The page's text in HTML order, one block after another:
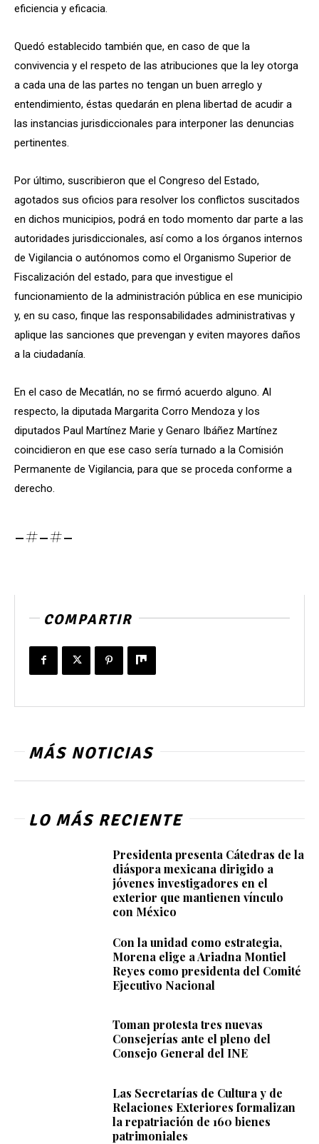
eficiencia y eficacia.
Quedó establecido también que, en caso de que la
convivencia y el respeto de las atribuciones que la ley otorga
a cada una de las partes no tengan un buen arreglo y
entendimiento, éstas quedarán en plena libertad de acudir a
las instancias jurisdiccionales para interponer las denuncias
pertinentes.
Por último, suscribieron que el Congreso del Estado,
agotados sus oficios para resolver los conflictos suscitados
en dichos municipios, podrá en todo momento dar parte a las
autoridades jurisdiccionales, así como a los órganos internos
de Vigilancia o autónomos como el Organismo Superior de
Fiscalización del estado, para que investigue el
funcionamiento de la administración pública en ese municipio
y, en su caso, finque las responsabilidades administrativas y
aplique las sanciones que prevengan y eviten mayores daños
a la ciudadanía.
En el caso de Mecatlán, no se firmó acuerdo alguno. Al
respecto, la diputada Margarita Corro Mendoza y los
diputados Paul Martínez Marie y Genaro Ibáñez Martínez
coincidieron en que ese caso sería turnado a la Comisión
Permanente de Vigilancia, para que se proceda conforme a
derecho.
-#-#-
COMPARTIR
MÁS NOTICIAS
LO MÁS RECIENTE
Presidenta presenta Cátedras de la
diáspora mexicana dirigido a
jóvenes investigadores en el
exterior que mantienen vínculo
con México
Con la unidad como estrategia,
Morena elige a Ariadna Montiel
Reyes como presidenta del Comité
Ejecutivo Nacional
Toman protesta tres nuevas
Consejerías ante el pleno del
Consejo General del INE
Las Secretarías de Cultura y de
Relaciones Exteriores formalizan
la repatriación de 160 bienes
patrimoniales